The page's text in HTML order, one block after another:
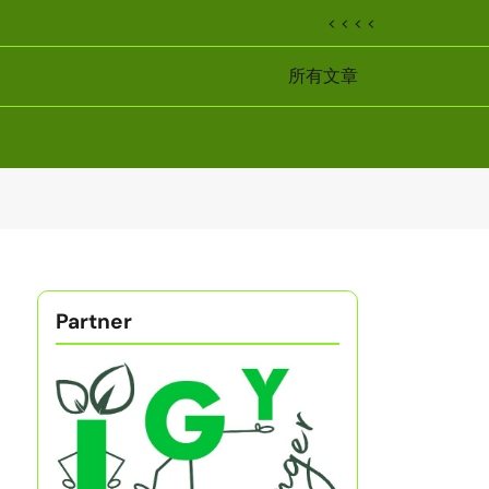
< < < <
所有文章
Partner